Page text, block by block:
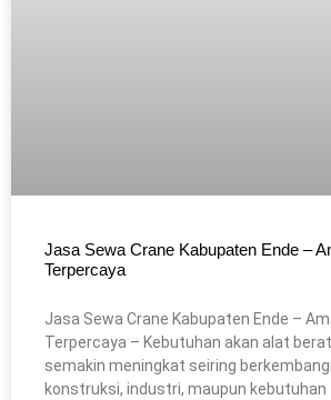
Jasa Sewa Crane Kabupaten Ende –
Terpercaya
Jasa Sewa Crane Kabupaten Ende –
Terpercaya – Kebutuhan akan alat
semakin meningkat seiring
konstruksi, industri, maupun kebutuhan